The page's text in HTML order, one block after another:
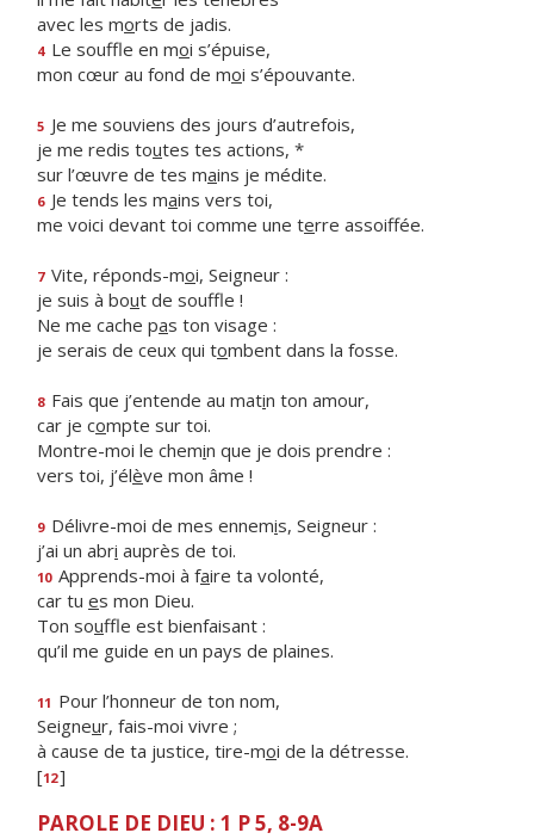
avec les morts de jadis.
4 Le souffle en moi s’épuise,
mon cœur au fond de moi s’épouvante.
5 Je me souviens des jours d’autrefois,
je me redis toutes tes actions, *
sur l’œuvre de tes mains je médite.
6 Je tends les mains vers toi,
me voici devant toi comme une terre assoiffée.
7 Vite, réponds-moi, Seigneur :
je suis à bout de souffle !
Ne me cache pas ton visage :
je serais de ceux qui tombent dans la fosse.
8 Fais que j’entende au matin ton amour,
car je compte sur toi.
Montre-moi le chemin que je dois prendre :
vers toi, j’élève mon âme !
9 Délivre-moi de mes ennemis, Seigneur :
j’ai un abri auprès de toi.
10 Apprends-moi à faire ta volonté,
car tu es mon Dieu.
Ton souffle est bienfaisant :
qu’il me guide en un pays de plaines.
11 Pour l’honneur de ton nom,
Seigneur, fais-moi vivre ;
à cause de ta justice, tire-moi de la détresse.
[12]
PAROLE DE DIEU : 1 P 5, 8-9A